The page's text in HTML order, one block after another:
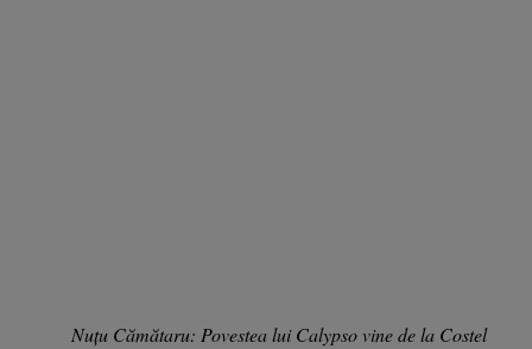
Nuțu Cămătaru: Povestea lui Calypso vine de la Costel